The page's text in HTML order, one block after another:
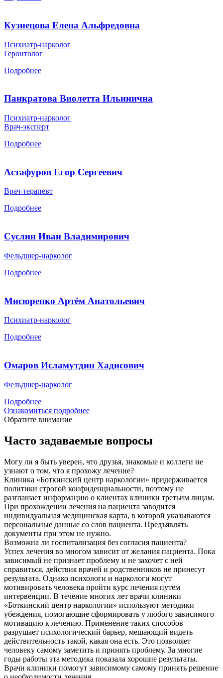
Кузнецова Елена Альфредовна
Психиатр-нарколог
Геронтолог
Подробнее
Панкратова Виолетта Ильинична
Психиатр-нарколог
Врач-эксперт
Подробнее
Астафуров Егор Сергеевич
Врач-терапевт
Подробнее
Суслин Иван Владимирович
Фельдшер-нарколог
Подробнее
Мисюренко Артём Анатольевич
Психиатр-нарколог
Подробнее
Омаров Исламутдин Хадисович
Фельдшер-нарколог
Подробнее
Ознакомиться подробнее
Обратите внимание
Часто задаваемые вопросы
Могу ли я быть уверен, что друзья, знакомые и коллеги не
узнают о том, что я прохожу лечение?
Клиника «Боткинский центр наркологии» придерживается
политики строгой конфиденциальности, поэтому не
разглашает информацию о клиентах клиники третьим лицам.
При прохождении лечения на пациента заводится
индивидуальная медицинская карта, в которой указываются
персональные данные со слов пациента. Предъявлять
документы при этом не нужно.
Возможна ли госпитализация без согласия пациента?
Успех лечения во многом зависит от желания пациента. Пока
зависимый не признает проблему и не захочет с ней
справиться, действия врачей и родственников не принесут
результата. Однако психологи и наркологи могут
мотивировать человека пройти курс лечения путем
интервенции. В течение многих лет врачи клиники
«Боткинский центр наркологии» используют методики
убеждения, помогающие сформировать у любого зависимого
мотивацию к лечению. Применение таких способов
разрушает психологический барьер, мешающий видеть
действительность такой, какая она есть. Это позволяет
человеку самому заметить и принять проблему. За многие
годы работы эта методика показала хорошие результаты.
Врачи клиники помогут зависимому самому принять решение